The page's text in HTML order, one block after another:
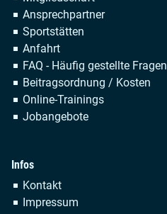
überspringen
Ansprechpartner
Sportstätten
Anfahrt
FAQ - Häufig gestellte Fragen
Beitragsordnung / Kosten
Online-Trainings
Jobangebote
Infos
Navigation
überspringen
Kontakt
Impressum